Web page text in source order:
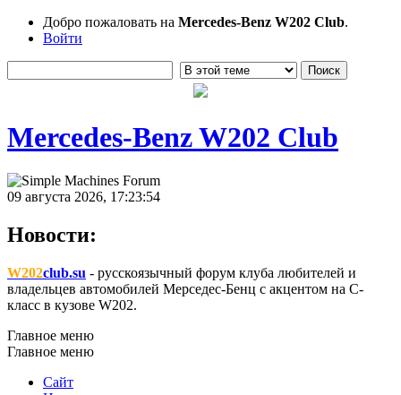
Добро пожаловать на Mercedes-Benz W202 Club.
Войти
Mercedes-Benz W202 Club
09 августа 2026, 17:23:54
Новости:
W202club.su - русскоязычный форум клуба любителей и
владельцев автомобилей Мерседес-Бенц с акцентом на C-
класс в кузове W202.
Главное меню
Главное меню
Сайт